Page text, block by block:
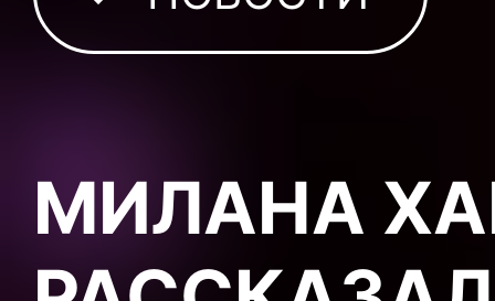
МИЛАНА